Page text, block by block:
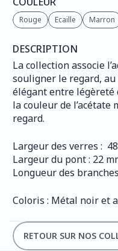
Rouge Ecaille Marron
DESCRIPTION
La collection associe
souligner le regard,
élégant entre légèreté
la couleur de
regard.
Largeur des verres :
Largeur du pont : 22
Longueur des
Coloris : Métal noir et
RETOUR SUR NOS